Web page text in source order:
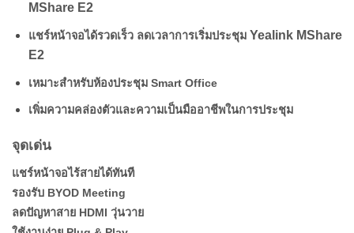
MShare E2
แชร์หน้าจอได้รวดเร็ว ลดเวลาการเริ่มประชุมYealink MShare
E2
เหมาะสำหรับห้องประชุม Smart Office
เพิ่มความคล่องตัวและความเป็นมืออาชีพในการประชุม
จุดเด่น
แชร์หน้าจอไร้สายได้ทันที
รองรับ BYOD Meeting
ลดปัญหาสาย HDMI วุ่นวาย